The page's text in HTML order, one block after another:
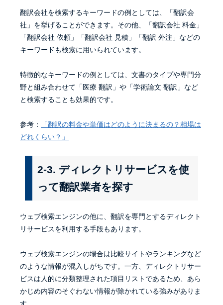
翻訳会社を検索するキーワードの例としては、「翻訳会
社」を挙げることができます。その他、「翻訳会社 料金」
「翻訳会社 依頼」「翻訳会社 見積」「翻訳 外注」などの
キーワードも検索に用いられています。
特徴的なキーワードの例としては、文書のタイプや専門分
野と組み合わせて「医療 翻訳」や「学術論文 翻訳」など
と検索することも効果的です。
参考：
「翻訳の料金や単価はどのように決まるの？相場は
どれくらい？」
2-3. ディレクトリサービスを使
って翻訳業者を探す
ウェブ検索エンジンの他に、翻訳を専門とするディレクト
リサービスを利用する手段もあります。
ウェブ検索エンジンの場合は比較サイトやランキングなど
のような情報が混入しがちです。一方、ディレクトリサー
ビスは人的に分類整理された項目リストであるため、あら
かじめ内容のそぐわない情報が除かれている強みがありま